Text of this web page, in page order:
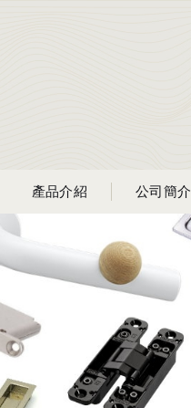
產品介紹 公司簡介